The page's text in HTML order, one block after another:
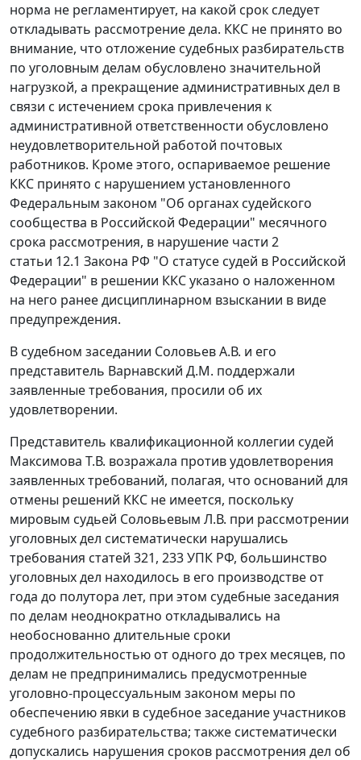
норма не регламентирует, на какой срок следует
откладывать рассмотрение дела. ККС не принято во
внимание, что отложение судебных разбирательств
по уголовным делам обусловлено значительной
нагрузкой, а прекращение административных дел в
связи с истечением срока привлечения к
административной ответственности обусловлено
неудовлетворительной работой почтовых
работников. Кроме этого, оспариваемое решение
ККС принято с нарушением установленного
Федеральным законом "Об органах судейского
сообщества в Российской Федерации" месячного
срока рассмотрения, в нарушение части 2
статьи 12.1 Закона РФ "О статусе судей в Российской
Федерации" в решении ККС указано о наложенном
на него ранее дисциплинарном взыскании в виде
предупреждения.
В судебном заседании Соловьев А.В. и его
представитель Варнавский Д.М. поддержали
заявленные требования, просили об их
удовлетворении.
Представитель квалификационной коллегии судей
Максимова Т.В. возражала против удовлетворения
заявленных требований, полагая, что оснований для
отмены решений ККС не имеется, поскольку
мировым судьей Соловьевым Л.В. при рассмотрении
уголовных дел систематически нарушались
требования статей 321, 233УПК РФ, большинство
уголовных дел находилось в его производстве от
года до полутора лет, при этом судебные заседания
по делам неоднократно откладывались на
необоснованно длительные сроки
продолжительностью от одного до трех месяцев, по
делам не предпринимались предусмотренные
уголовно-процессуальным законом меры по
обеспечению явки в судебное заседание участников
судебного разбирательства; также систематически
допускались нарушения сроков рассмотрения дел об